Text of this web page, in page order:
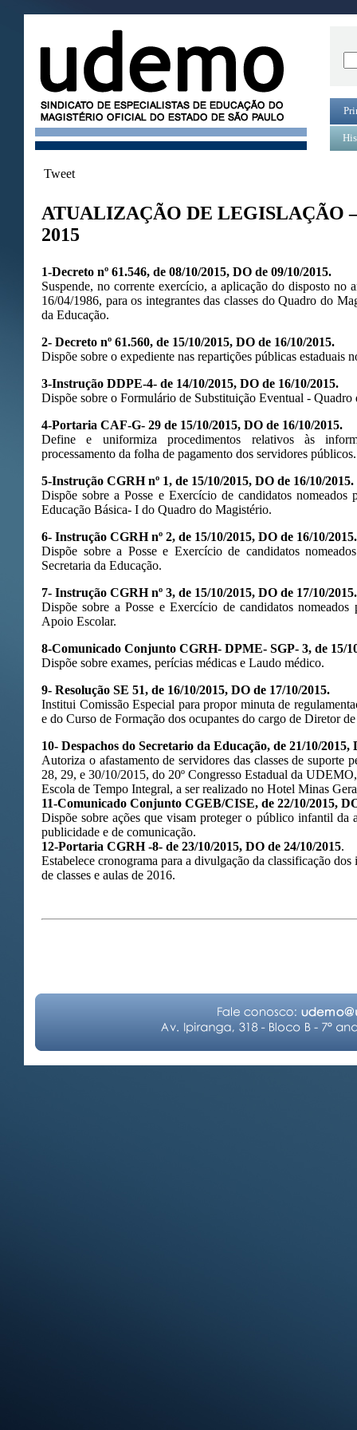
Tweet
ATUALIZAÇÃO DE LEGISLAÇÃO
2015
1-Decreto nº 61.546, de 08/10/2015, DO de 09/10/2015.
Suspende, no corrente exercício, a aplicação do disposto no
16/04/1986, para os integrantes das classes do Quadro do
da Educação.
2- Decreto nº 61.560, de 15/10/2015, DO de 16/10/2015.
Dispõe sobre o expediente nas repartições públicas estaduais
3-Instrução DDPE-4- de 14/10/2015, DO de 16/10/2015.
Dispõe sobre o Formulário de Substituição Eventual - Quadro
4-Portaria CAF-G- 29 de 15/10/2015, DO de 16/10/2015.
Define e uniformiza procedimentos relativos às
processamento da folha de pagamento dos servidores públicos.
5-Instrução CGRH nº 1, de 15/10/2015, DO de 16/10/2015.
Dispõe sobre a Posse e Exercício de candidatos nomeados
Educação Básica- I do Quadro do Magistério.
6- Instrução CGRH nº 2, de 15/10/2015, DO de 16/10/2015.
Dispõe sobre a Posse e Exercício de candidatos
Secretaria da Educação.
7- Instrução CGRH nº 3, de 15/10/2015, DO de 17/10/2015.
Dispõe sobre a Posse e Exercício de candidatos
Apoio Escolar.
8-Comunicado Conjunto CGRH- DPME- SGP- 3, de 15/
Dispõe sobre exames, perícias médicas e Laudo médico.
9- Resolução SE 51, de 16/10/2015, DO de 17/10/2015.
Institui Comissão Especial para propor minuta de
e do Curso de Formação dos ocupantes do cargo de Diretor
10- Despachos do Secretario da Educação, de 21/10/2015,
Autoriza o afastamento de servidores das classes de suporte
28, 29, e 30/10/2015, do 20º Congresso Estadual da
Escola de Tempo Integral, a ser realizado no Hotel Minas
11-Comunicado Conjunto CGEB/CISE, de 22/10/2015,
Dispõe sobre ações que visam proteger o público infantil da
publicidade e de comunicação.
12-Portaria CGRH -8- de 23/10/2015, DO de 24/10/2015.
Estabelece cronograma para a divulgação da classificação
de classes e aulas de 2016.